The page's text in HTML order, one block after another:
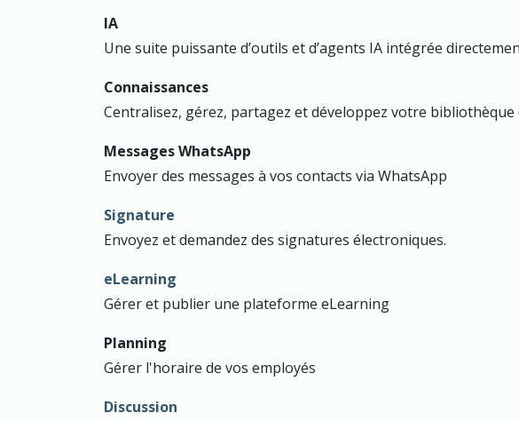
IA
Une suite puissante d’outils et d’agents IA intégrée
Connaissances
Centralisez, gérez, partagez et développez votre bibliothèque
Messages WhatsApp
Envoyer des messages à vos contacts via WhatsApp
Signature
Envoyez et demandez des signatures électroniques.
eLearning
Gérer et publier une plateforme eLearning
Planning
Gérer l'horaire de vos employés
Discussion